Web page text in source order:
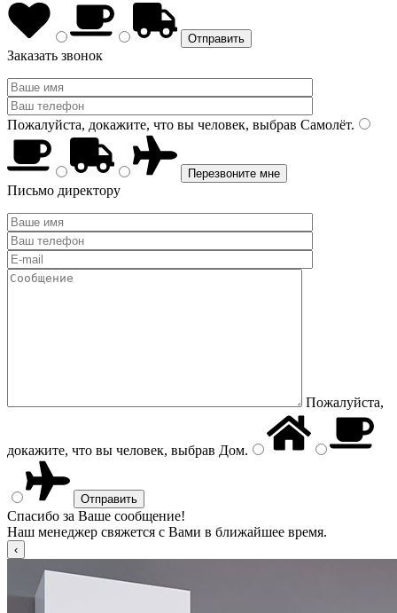
Заказать звонок
Пожалуйста, докажите, что вы человек, выбрав Самолёт.
Письмо директору
Пожалуйста,
докажите, что вы человек, выбрав Дом.
Спасибо за Ваше сообщение!
Наш менеджер свяжется с Вами в ближайшее время.